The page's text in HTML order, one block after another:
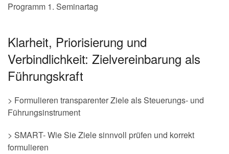
Programm 1. Seminartag
Klarheit, Priorisierung und
Verbindlichkeit: Zielvereinbarung als
Führungskraft
> Formulieren transparenter Ziele als Steuerungs- und
Führungsinstrument
> SMART- Wie Sie Ziele sinnvoll prüfen und korrekt
formulieren